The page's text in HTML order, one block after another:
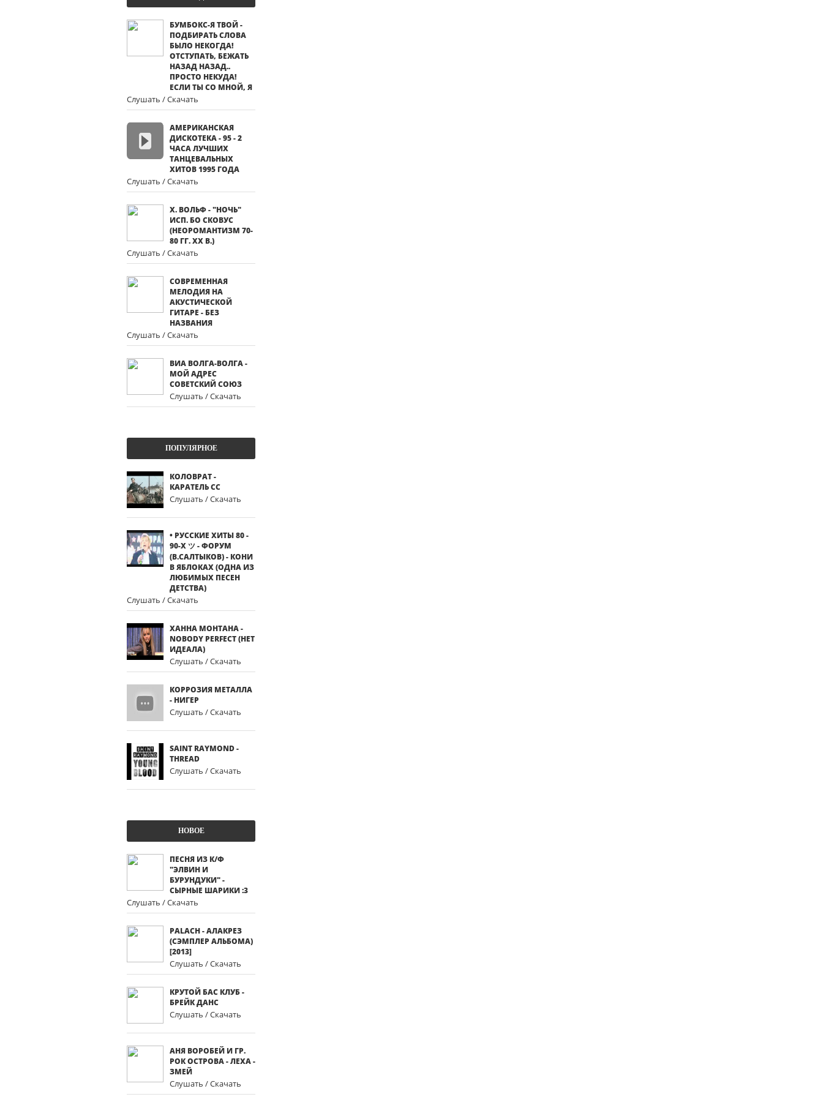
БУМБОКС-Я ТВОЙ -
ПОДБИРАТЬ СЛОВА
БЫЛО НЕКОГДА!
ОТСТУПАТЬ, БЕЖАТЬ
НАЗАД НАЗАД..
ПРОСТО НЕКУДА!
ЕСЛИ ТЫ СО МНОЙ, Я
Слушать / Скачать
АМЕРИКАНСКАЯ
ДИСКОТЕКА - 95 - 2
ЧАСА ЛУЧШИХ
ТАНЦЕВАЛЬНЫХ
ХИТОВ 1995 ГОДА
Слушать / Скачать
Х. ВОЛЬФ - "НОЧЬ"
ИСП. БО СКОВУС
(НЕОРОМАНТИЗМ 70-
80 ГГ. ХХ В.)
Слушать / Скачать
СОВРЕМЕННАЯ
МЕЛОДИЯ НА
АКУСТИЧЕСКОЙ
ГИТАРЕ - БЕЗ
НАЗВАНИЯ
Слушать / Скачать
ВИА ВОЛГА-ВОЛГА -
МОЙ АДРЕС
СОВЕТСКИЙ СОЮЗ
Слушать / Скачать
ПОПУЛЯРНОЕ
КОЛОВРАТ -
КАРАТЕЛЬ СС
Слушать / Скачать
• РУССКИЕ ХИТЫ 80 -
90-Х ツ - ФОРУМ
(В.САЛТЫКОВ) - КОНИ
В ЯБЛОКАХ (ОДНА ИЗ
ЛЮБИМЫХ ПЕСЕН
ДЕТСТВА)
Слушать / Скачать
ХАННА МОНТАНА -
NOBODY PERFECT (НЕТ
ИДЕАЛА)
Слушать / Скачать
КОРРОЗИЯ МЕТАЛЛА
- НИГЕР
Слушать / Скачать
SAINT RAYMOND -
THREAD
Слушать / Скачать
НОВОЕ
ПЕСНЯ ИЗ К/Ф
"ЭЛВИН И
БУРУНДУКИ" -
СЫРНЫЕ ШАРИКИ :3
Слушать / Скачать
PALACH - АЛАКРЕЗ
(СЭМПЛЕР АЛЬБОМА)
[2013]
Слушать / Скачать
КРУТОЙ БАС КЛУБ -
БРЕЙК ДАНС
Слушать / Скачать
АНЯ ВОРОБЕЙ И ГР.
РОК ОСТРОВА - ЛЕХА -
ЗМЕЙ
Слушать / Скачать